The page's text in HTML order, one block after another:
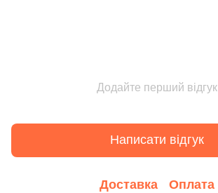
Додайте перший відгук
Написати відгук
Доставка Оплата